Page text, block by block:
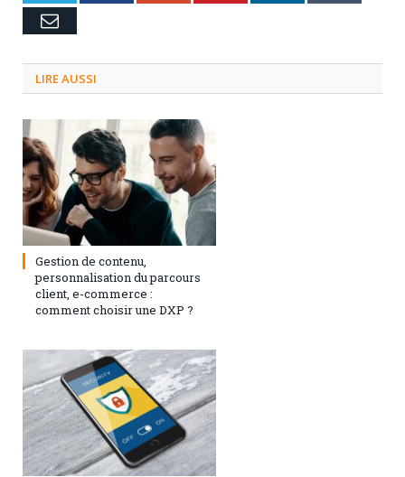
Email
LIRE AUSSI
3 septembre 2024
Gestion de contenu,
personnalisation du parcours
client, e-commerce :
comment choisir une DXP ?
1 août 2023 0